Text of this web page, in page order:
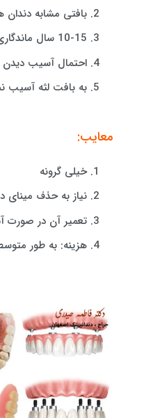
بافتی مشابه دندان
10-15 سال ماندگاری دارد.
احتمال آسیب
به بافت لثه آسیب
معایب:
خیلی گرونه
نیاز به حذف مینای
تعمیر آن در
هزینه: به طور متوسط ​​1500 دلار برای هر